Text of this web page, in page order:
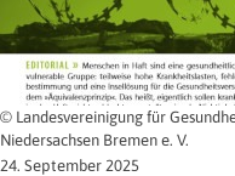
© Landesvereinigung für
Niedersachsen Bremen e. V.
24. September 2025